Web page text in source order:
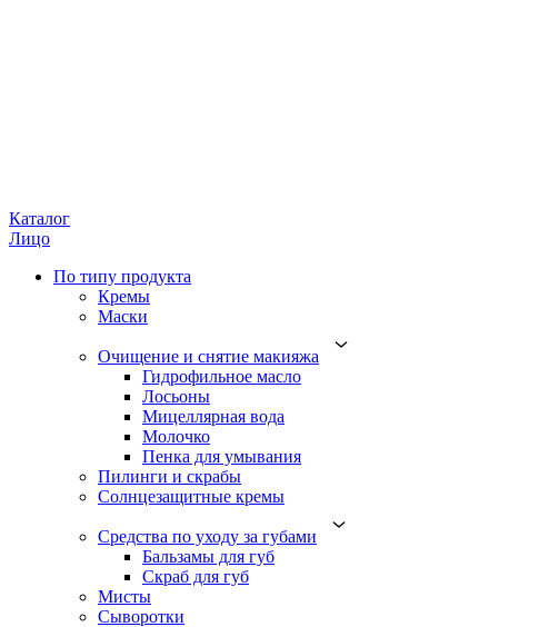
Каталог
Лицо
По типу продукта
Кремы
Маски
Очищение и снятие макияжа
Гидрофильное масло
Лосьоны
Мицеллярная вода
Молочко
Пенка для умывания
Пилинги и скрабы
Солнцезащитные кремы
Средства по уходу за губами
Бальзамы для губ
Скраб для губ
Мисты
Сыворотки